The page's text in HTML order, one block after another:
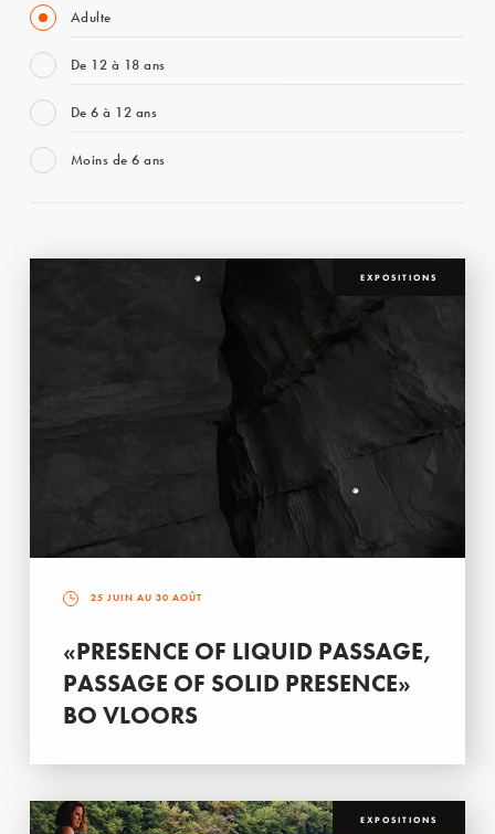
Adulte
De 12 à 18 ans
De 6 à 12 ans
Moins de 6 ans
EXPOSITIONS
25 JUIN AU 30 AOÛT
«PRESENCE OF LIQUID PASSAGE,
PASSAGE OF SOLID PRESENCE»
BO VLOORS
EXPOSITIONS